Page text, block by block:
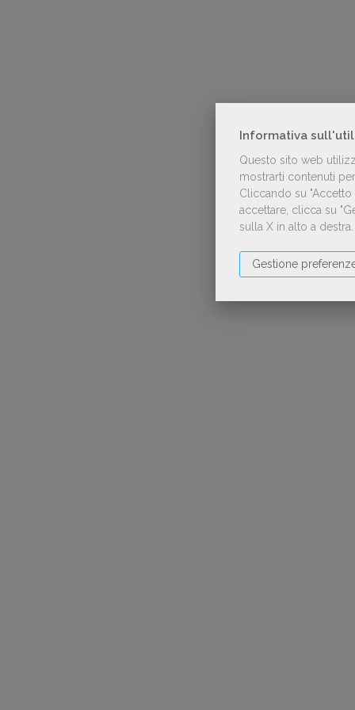
Informativa
Questo sito web
mostrarti contenuti
Cliccando su
accettare, clicca su
sulla X in alto a
Gestione